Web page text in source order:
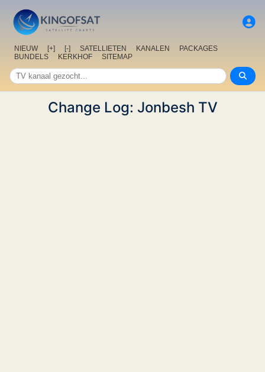
NIEUW [+] [-] SATELLIETEN KANALEN
PACKAGES
BUNDELS
KERKHOF SITEMAP
Change Log: Jonbesh TV